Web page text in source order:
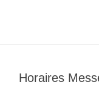
Horaires